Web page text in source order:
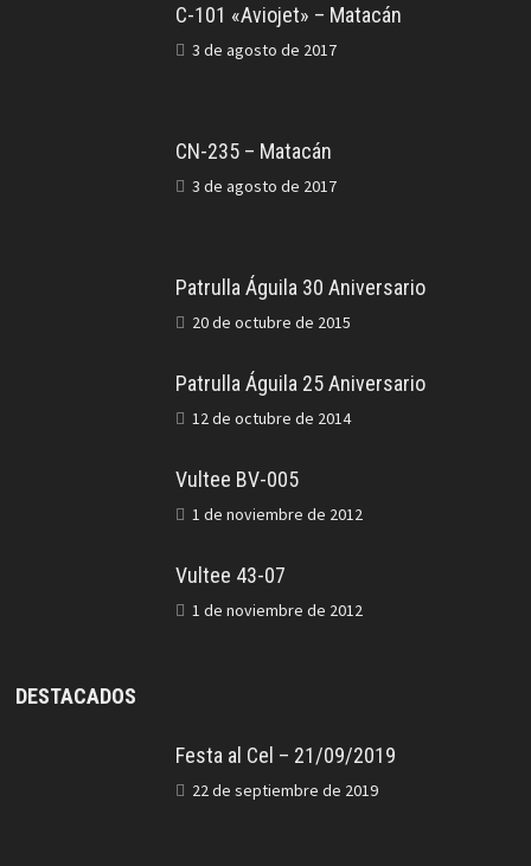
C-101 «Aviojet» – Matacán
3 de agosto de 2017
CN-235 – Matacán
3 de agosto de 2017
Patrulla Águila 30 Aniversario
20 de octubre de 2015
Patrulla Águila 25 Aniversario
12 de octubre de 2014
Vultee BV-005
1 de noviembre de 2012
Vultee 43-07
1 de noviembre de 2012
DESTACADOS
Festa al Cel – 21/09/2019
22 de septiembre de 2019